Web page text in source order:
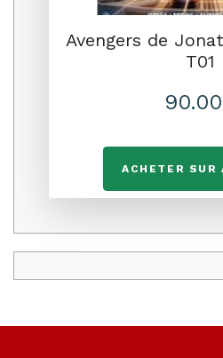
Avengers de
T01
ACHETER SUR